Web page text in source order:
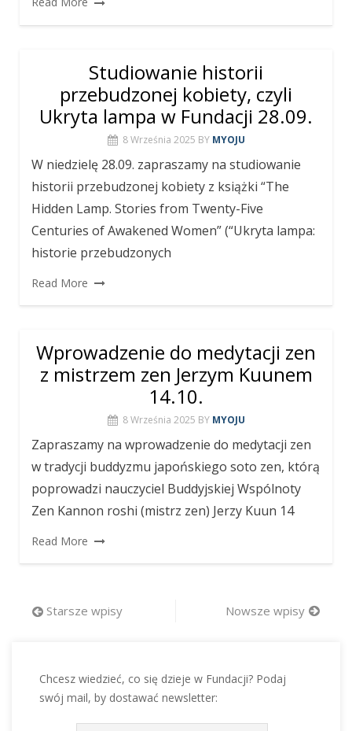
Studiowanie historii
przebudzonej kobiety, czyli
Ukryta lampa w Fundacji 28.09.
8 Września 2025 BY MYOJU
W niedzielę 28.09. zapraszamy na studiowanie
historii przebudzonej kobiety z książki “The
Hidden Lamp. Stories from Twenty-Five
Centuries of Awakened Women” (“Ukryta lampa:
historie przebudzonych
Read More
Wprowadzenie do medytacji zen
z mistrzem zen Jerzym Kuunem
14.10.
8 Września 2025 BY MYOJU
Zapraszamy na wprowadzenie do medytacji zen
w tradycji buddyzmu japońskiego soto zen, którą
poprowadzi nauczyciel Buddyjskiej Wspólnoty
Zen Kannon roshi (mistrz zen) Jerzy Kuun 14
Read More
Nawigacja
wpisach
Starsze wpisy Nowsze wpisy
Chcesz wiedzieć, co się dzieje w Fundacji? Podaj
swój mail, by dostawać newsletter: